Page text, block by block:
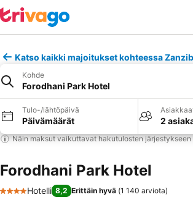
Katso kaikki majoitukset kohteessa
Kohde
Forodhani Park Hotel
Tulo-/lähtöpäivä
Päivämäärät 2
Näin maksut vaikuttavat hakutulosten järjestykseen
Forodhani Park Hotel
4 Tähtiluokitus
Hotelli 8,2 Erittäin hyvä (1 140 arviota)